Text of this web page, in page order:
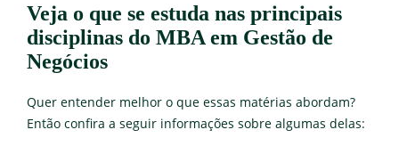
Veja o que se estuda nas principais
disciplinas do MBA em Gestão de
Negócios
Quer entender melhor o que essas matérias abordam?
Então confira a seguir informações sobre algumas delas: